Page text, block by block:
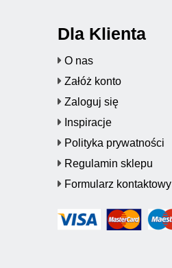
Dla Klienta
O nas
Załóż konto
Zaloguj się
Inspiracje
Polityka prywatności
Regulamin sklepu
Formularz kontaktowy